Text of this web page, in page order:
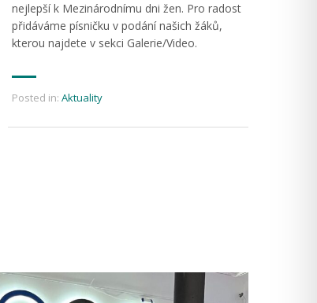
nejlepší k Mezinárodnímu dni žen. Pro radost
přidáváme písničku v podání našich žáků,
kterou najdete v sekci Galerie/Video.
Posted in: Aktuality